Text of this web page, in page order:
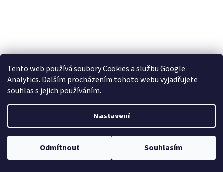
Tento web používá souboryCookies a službu Google
Analytics. Dalším procházením tohoto webu vyjadřujete
souhlas s jejich používáním.
Nastavení
Odmítnout Souhlasím
Omlouvame se, v terminu 20-27.7 nefunguje zavaznych zdravotnich
Hračka pes Činka dřevo 400g 22,5 cm TR 1ks